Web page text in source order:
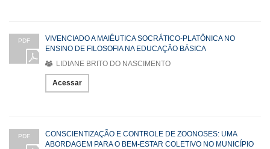
PDF
VIVENCIADO A MAIÊUTICA SOCRÁTICO-PLATÔNICA NO
ENSINO DE FILOSOFIA NA EDUCAÇÃO BÁSICA
LIDIANE BRITO DO NASCIMENTO
Acessar
PDF
CONSCIENTIZAÇÃO E CONTROLE DE ZOONOSES: UMA
ABORDAGEM PARA O BEM-ESTAR COLETIVO NO MUNICÍPIO